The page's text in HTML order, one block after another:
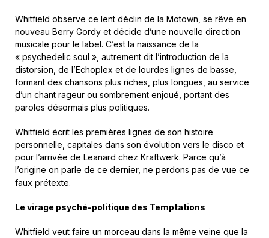
Whitfield observe ce lent déclin de la Motown, se rêve en
nouveau Berry Gordy et décide d’une nouvelle direction
musicale pour le label. C’est la naissance de la
« psychedelic soul », autrement dit l’introduction de la
distorsion, de l’Echoplex et de lourdes lignes de basse,
formant des chansons plus riches, plus longues, au service
d’un chant rageur ou sombrement enjoué, portant des
paroles désormais plus politiques.
Whitfield écrit les premières lignes de son histoire
personnelle, capitales dans son évolution vers le disco et
pour l’arrivée de Leanard chez Kraftwerk. Parce qu’à
l’origine on parle de ce dernier, ne perdons pas de vue ce
faux prétexte.
Le virage psyché-politique des Temptations
Whitfield veut faire un morceau dans la même veine que la